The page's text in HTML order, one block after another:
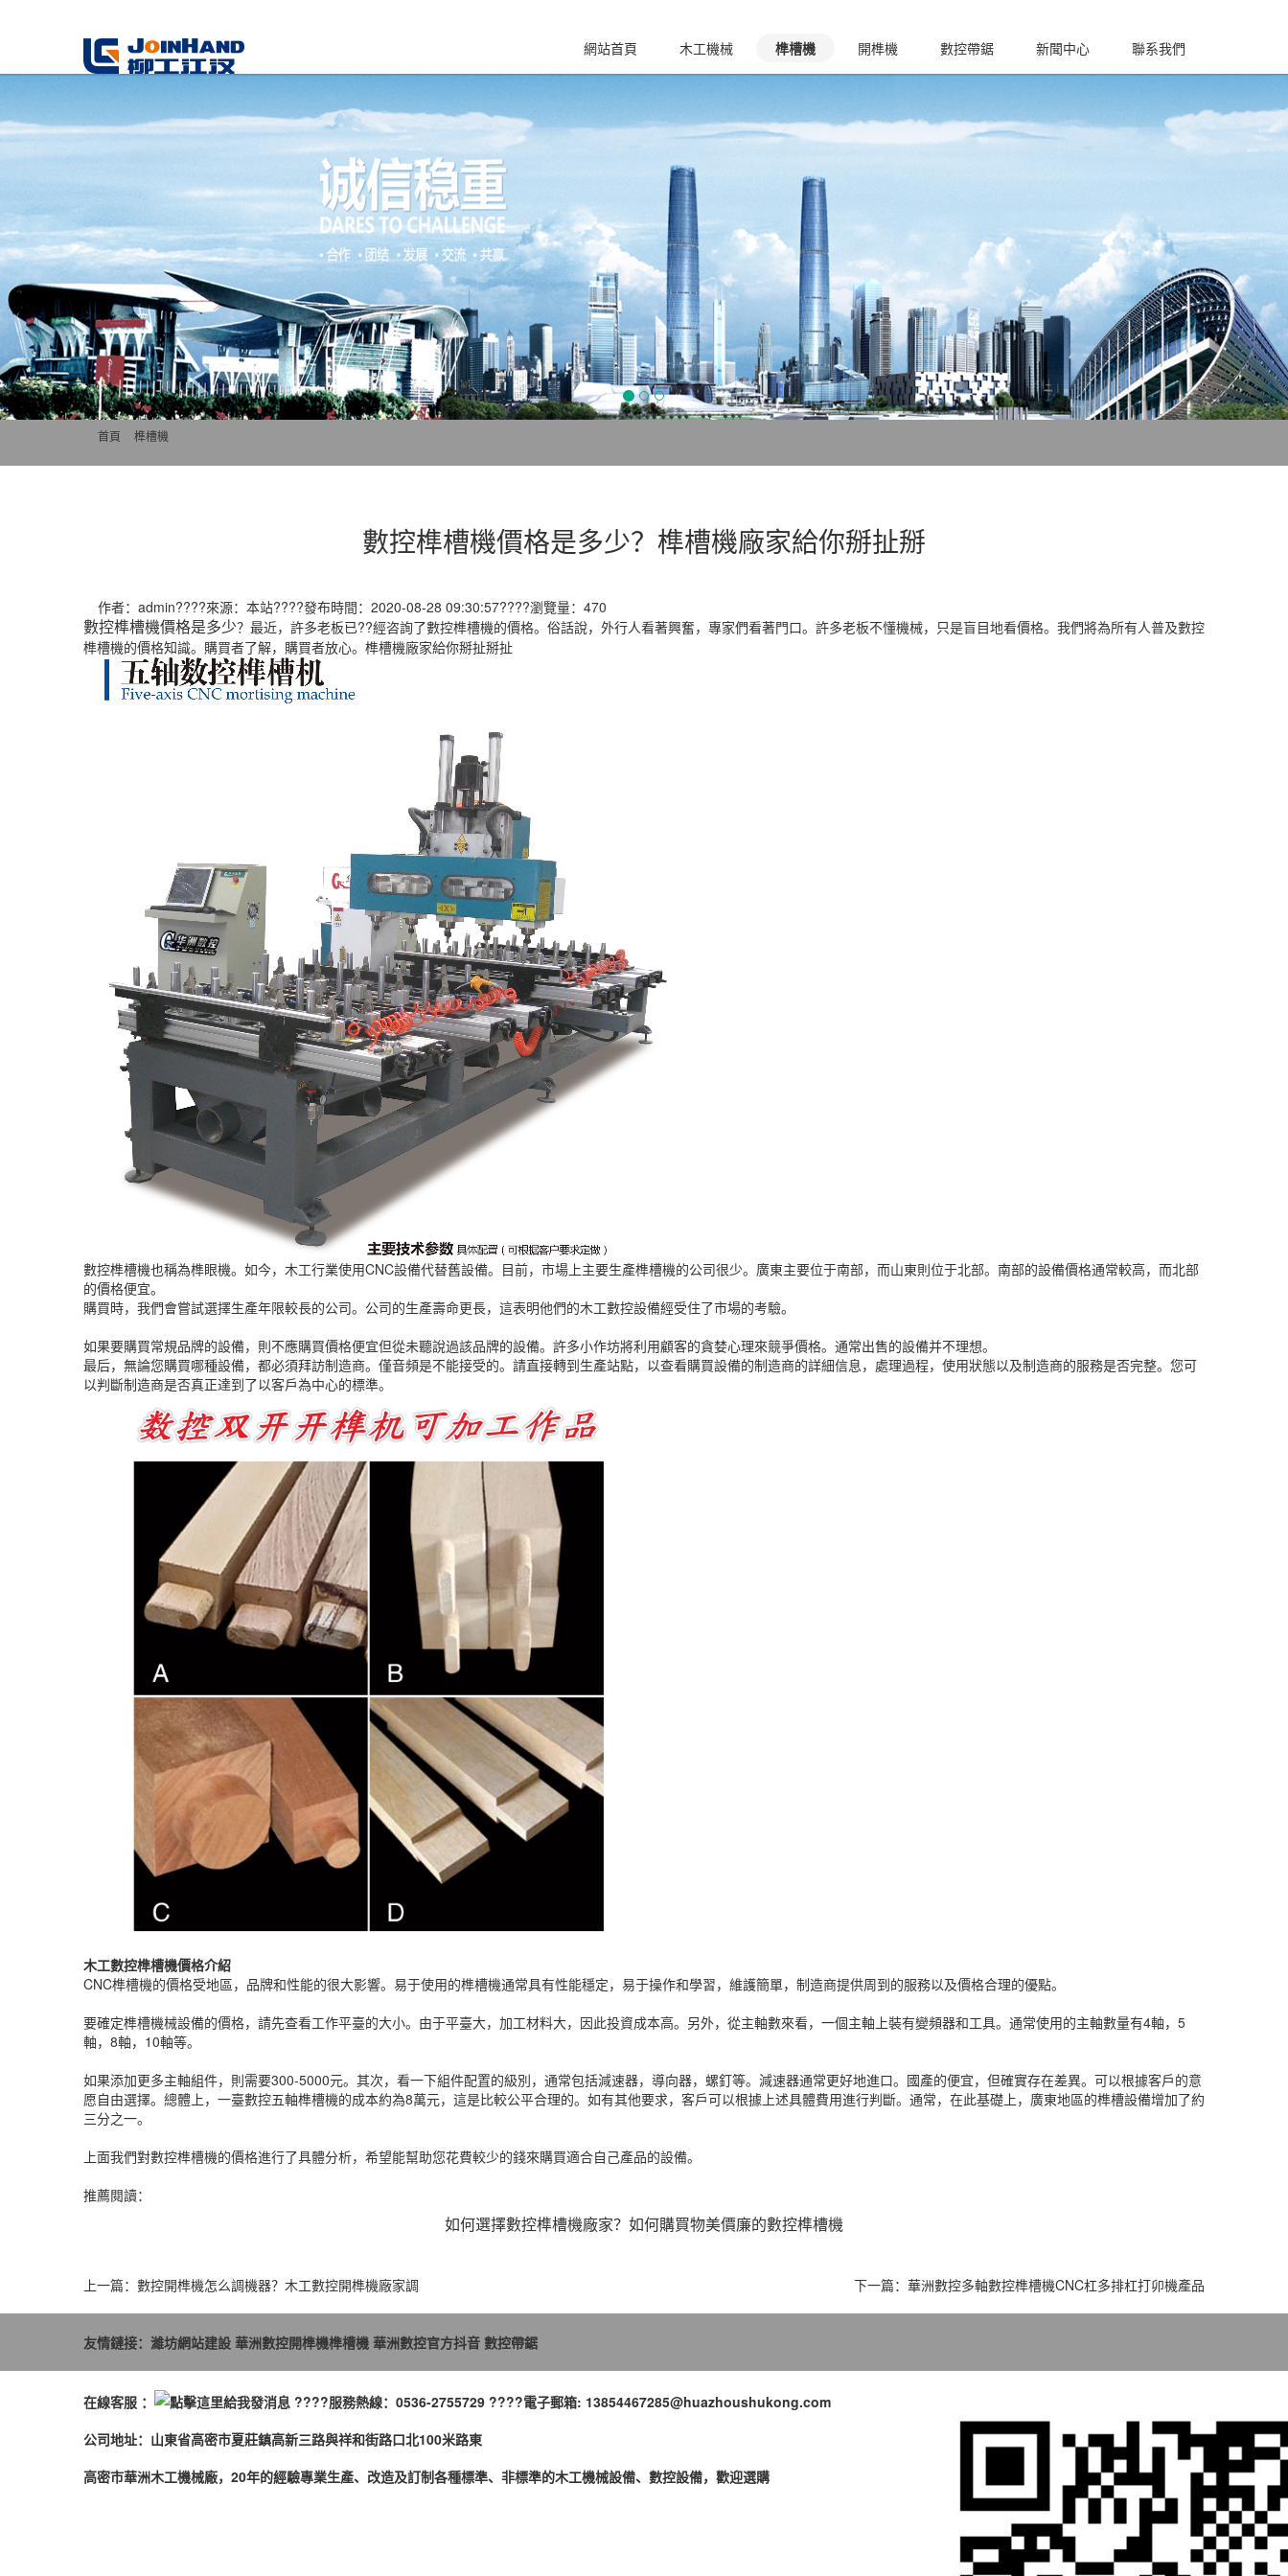
網站首頁
木工機械 榫槽機 開榫機 數控帶鋸 新聞中心 聯系我們
首頁 榫槽機
數控榫槽機價格是多少？榫槽機廠家給你掰扯掰
作者：admin????來源：本站????發布時間：2020-08-28 09:30:57????瀏覽量：470
數控榫槽機價格是多少？最近，許多老板已??經咨詢了數控榫槽機的價格。俗話說，外行人看著興奮，專家們看著門口。許多老板不懂機械，只是盲目地看價格。我們將為所有人普及數控
榫槽機的價格知識。購買者了解，購買者放心。榫槽機廠家給你掰扯掰扯
數控榫槽機也稱為榫眼機。如今，木工行業使用CNC設備代替舊設備。目前，市場上主要生產榫槽機的公司很少。廣東主要位于南部，而山東則位于北部。南部的設備價格通常較高，而北部
的價格便宜。
購買時，我們會嘗試選擇生產年限較長的公司。公司的生產壽命更長，這表明他們的木工數控設備經受住了市場的考驗。
如果要購買常規品牌的設備，則不應購買價格便宜但從未聽說過該品牌的設備。許多小作坊將利用顧客的貪婪心理來競爭價格。通常出售的設備并不理想。
最后，無論您購買哪種設備，都必須拜訪制造商。僅音頻是不能接受的。請直接轉到生產站點，以查看購買設備的制造商的詳細信息，處理過程，使用狀態以及制造商的服務是否完整。您可
以判斷制造商是否真正達到了以客戶為中心的標準。
木工數控榫槽機價格介紹
CNC榫槽機的價格受地區，品牌和性能的很大影響。易于使用的榫槽機通常具有性能穩定，易于操作和學習，維護簡單，制造商提供周到的服務以及價格合理的優點。
要確定榫槽機械設備的價格，請先查看工作平臺的大小。由于平臺大，加工材料大，因此投資成本高。另外，從主軸數來看，一個主軸上裝有變頻器和工具。通常使用的主軸數量有4軸，5
軸，8軸，10軸等。
如果添加更多主軸組件，則需要300-5000元。其次，看一下組件配置的級別，通常包括減速器，導向器，螺釘等。減速器通常更好地進口。國產的便宜，但確實存在差異。可以根據客戶的意
愿自由選擇。總體上，一臺數控五軸榫槽機的成本約為8萬元，這是比較公平合理的。如有其他要求，客戶可以根據上述具體費用進行判斷。通常，在此基礎上，廣東地區的榫槽設備增加了約
三分之一。
上面我們對數控榫槽機的價格進行了具體分析，希望能幫助您花費較少的錢來購買適合自己產品的設備。
推薦閱讀：
如何選擇數控榫槽機廠家？如何購買物美價廉的數控榫槽機
上一篇： 數控開榫機怎么調機器？木工數控開榫機廠家調 下一篇： 華洲數控多軸數控榫槽機CNC杠多排杠打卯機產品
友情鏈接： 濰坊網站建設 華洲數控開榫機榫槽機 華洲數控官方抖音 數控帶鋸
在線客服 ：
????服務熱線：0536-2755729 ????電子郵箱: 13854467285@huazhoushukong.com
公司地址：山東省高密市夏莊鎮高新三路與祥和街路口北100米路東
高密市華洲木工機械廠，20年的經驗專業生產、改造及訂制各種標準、非標準的木工機械設備、數控設備，歡迎選購